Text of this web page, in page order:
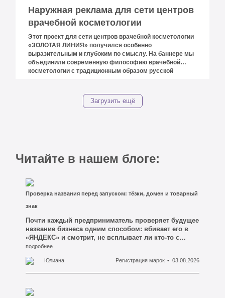
Наружная реклама для сети центров
врачебной косметологии
Этот проект для сети центров врачебной косметологии
«ЗОЛОТАЯ ЛИНИЯ» получился особенно
выразительным и глубоким по смыслу. На баннере мы
объединили современную философию врачебной
косметологии с традиционным образом русской
вдохновляла художников и поэтов. Этот образ стал
символом: истинная красота по-русски рождается из
Загрузить ещё
Читайте в нашем блоге:
Проверка названия перед запуском: тёзки, домен и товарный
знак
Почти каждый предприниматель проверяет будущее
название бизнеса одним способом: вбивает его в
«ЯНДЕКС» и смотрит, не всплывает ли кто-то с
таким же именем на первой странице. Если чужих
человек идёт заказывать логотип, вывеску и сайт.
Это и есть первая ошибка, из-за которой потом
подробнее
Юлиана Регистрация марок 03.08.2026